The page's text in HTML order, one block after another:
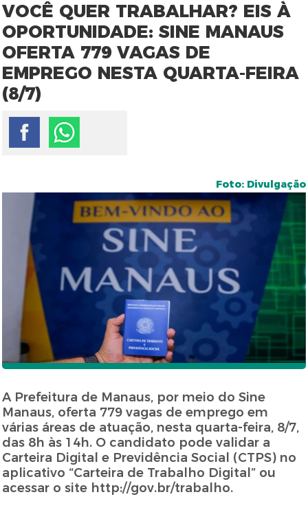
VOCÊ QUER TRABALHAR? EIS À
OPORTUNIDADE: SINE MANAUS
OFERTA 779 VAGAS DE
EMPREGO NESTA QUARTA-FEIRA
(8/7)
Foto: Divulgação
A Prefeitura de Manaus, por meio do Sine
Manaus, oferta 779 vagas de emprego em
várias áreas de atuação, nesta quarta-feira, 8/7,
das 8h às 14h. O candidato pode validar a
Carteira Digital e Previdência Social (CTPS) no
aplicativo “Carteira de Trabalho Digital” ou
acessar o site http://gov.br/trabalho.